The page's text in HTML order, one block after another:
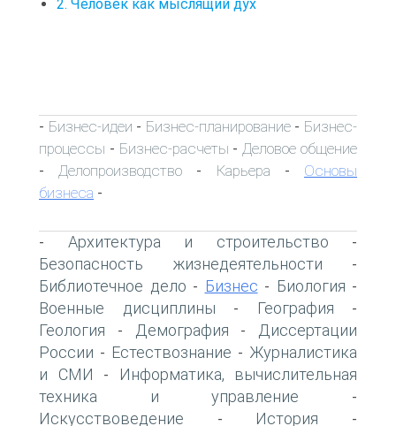
2. Человек как мыслящий дух
- Бизнес-идеи - Бизнес-планирование- Бизнес-
процессы - Бизнес-расчеты - Деловое общение
- Делопроизводство - Карьера - Основы
бизнеса -
- Архитектура и строительство -
Безопасность жизнедеятельности -
Библиотечное дело - Бизнес - Биология -
Военные дисциплины - География -
Геология - Демография -
Диссертации
России - Естествознание - Журналистика
и СМИ -
Информатика, вычислительная
техника и управление -
Искусствоведение - История -